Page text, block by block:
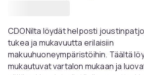
CDONilta löydät helposti
tukea ja mukavuutta erilaisiin
makuuhuoneympäristöihin. Täältä
mukautuvat vartalon mukaan ja